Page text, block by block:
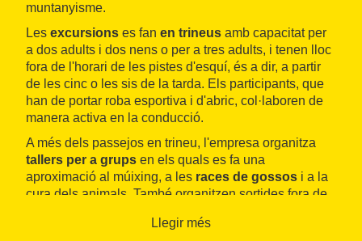
muntanyisme.
Les excursions es fan en trineus amb capacitat per
a dos adults i dos nens o per a tres adults, i tenen lloc
fora de l'horari de les pistes d'esquí, és a dir, a partir
de les cinc o les sis de la tarda. Els participants, que
han de portar roba esportiva i d'abric, col·laboren de
manera activa en la conducció.
A més dels passejos en trineu, l'empresa organitza
tallers per a grups en els quals es fa una
aproximació al múixing, a les races de gossos i a la
cura dels animals. També organitzen sortides fora de
Llegir més